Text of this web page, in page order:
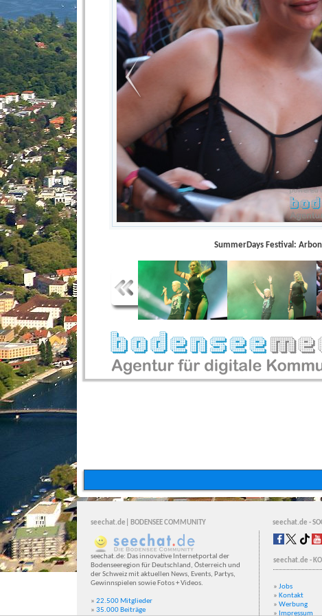
SummerDays Festival:
seechat.de| BODENSEE COMMUNITY seechat.de -
seechat.de: Das innovative Internetportal der
Bodenseeregion für Deutschland, Österreich und
der Schweiz mit aktuellen News, Events, Partys,
Gewinnspielen sowie Fotos + Videos.
» 22.500 Mitglieder
» 35.000 Beiträge
seechat.de -
» Jobs
» Kontakt
» Werbung
» Impressum